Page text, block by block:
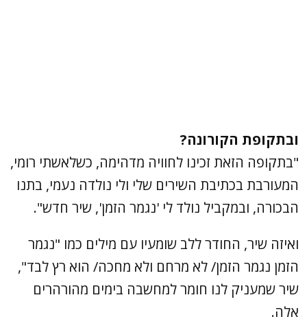
ובתקופת הקורונה?
"בתקופה הזאת זכינו לחוויה מדהימה, כשלאשתי רומי,
המעורבת בכתיבת השירים שלי ולי נולדה נעמי, בתנו
הבכורה, ובמקביל נולד לי 'נגמר הזמן', שיר חדש".
ואיזה שיר, החודר ללב שומעיו עם מילים כמו "נגמר
הזמן נגמר הזמן/ לא מרחם ולא מחכה/ הוא רץ לבד",
שיר שמעניק לנו חומר למחשבה בימים מהורהרים
אלה.